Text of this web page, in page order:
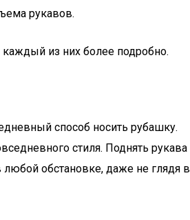
рукавов.
из них более подробно.
способ носить рубашку.
стиля. Поднять рукава
обстановке, даже не глядя в